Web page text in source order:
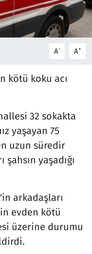
A- A+
kötü koku acı
32 sokakta
yaşayan 75
uzun süredir
yaşadığı
arkadaşları
evden kötü
üzerine durumu